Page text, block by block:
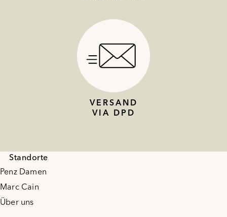
VERSAND
VIA DPD
Standorte
Penz Damen
Marc Cain
Über uns